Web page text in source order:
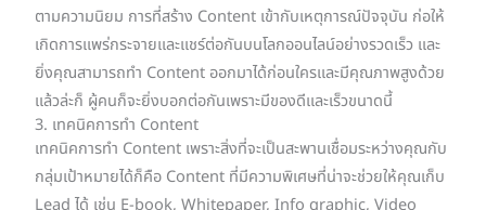
ตามความนิยม การที่สร้าง Content เข้ากับเหตุการณ์ปัจจุบัน ก่อให้
เกิดการแพร่กระจายและแชร์ต่อกันบนโลกออนไลน์อย่างรวดเร็ว และ
ยิ่งคุณสามารถทำ Content ออกมาได้ก่อนใครและมีคุณภาพสูงด้วย
แล้วล่ะก็ ผู้คนก็จะยิ่งบอกต่อกันเพราะมีของดีและเร็วขนาดนี้
3. เทคนิคการทำ Content
เทคนิคการทำ Content เพราะสิ่งที่จะเป็นสะพานเชื่อมระหว่างคุณกับ
กลุ่มเป้าหมายได้ก็คือ Content ที่มีความพิเศษที่น่าจะช่วยให้คุณเก็บ